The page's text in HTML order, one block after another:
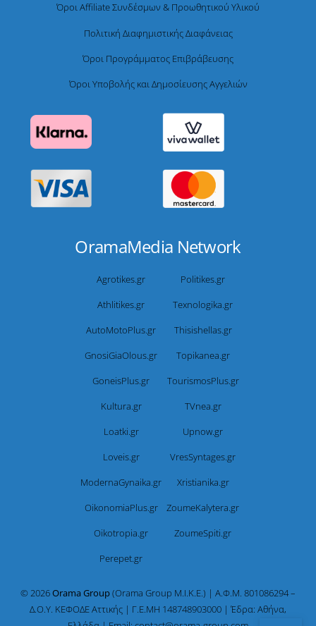
Όροι Affiliate Συνδέσμων & Προωθητικού Υλικού
Πολιτική Διαφημιστικής Διαφάνειας
Όροι Προγράμματος Επιβράβευσης
Όροι Υποβολής και Δημοσίευσης Αγγελιών
OramaMedia Network
Agrotikes.gr
Politikes.gr
Athlitikes.gr
Texnologika.gr
AutoMotoPlus.gr
Thisishellas.gr
GnosiGiaOlous.gr
Topikanea.gr
GoneisPlus.gr
TourismosPlus.gr
Kultura.gr
TVnea.gr
Loatki.gr
Upnow.gr
Loveis.gr
VresSyntages.gr
ModernaGynaika.gr
Xristianika.gr
OikonomiaPlus.gr
ZoumeKalytera.gr
Oikotropia.gr
ZoumeSpiti.gr
Perepet.gr
© 2026Orama Group(Orama Group Μ.Ι.Κ.Ε.) | Α.Φ.Μ. 801086294 –
Δ.Ο.Υ. ΚΕΦΟΔΕ Αττικής | Γ.Ε.ΜΗ 148748903000 | Έδρα: Αθήνα,